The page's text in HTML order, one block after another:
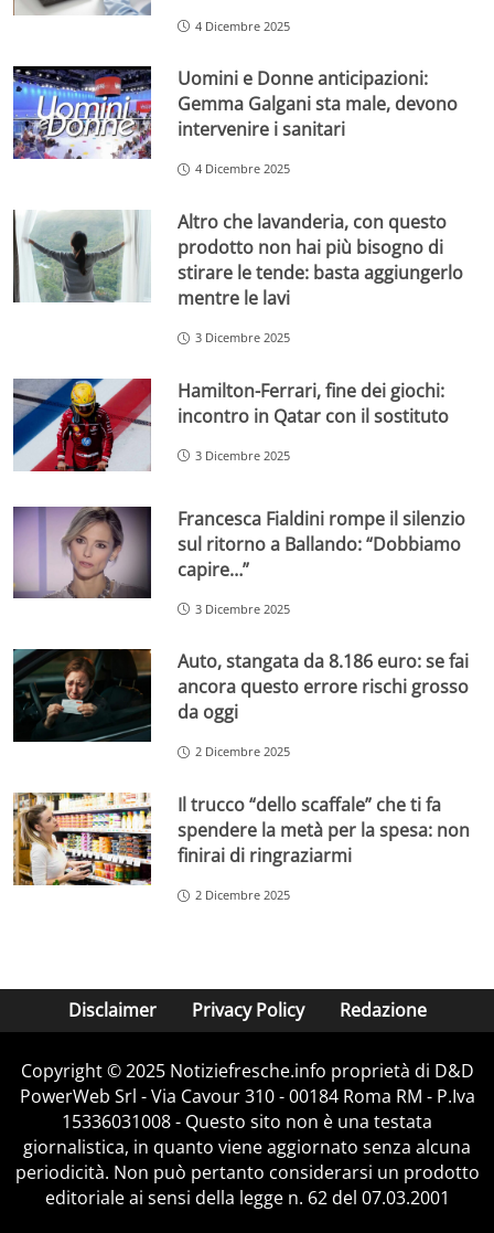
4 Dicembre 2025
Uomini e Donne anticipazioni:
Gemma Galgani sta male, devono
intervenire i sanitari
4 Dicembre 2025
Altro che lavanderia, con questo
prodotto non hai più bisogno di
stirare le tende: basta aggiungerlo
mentre le lavi
3 Dicembre 2025
Hamilton-Ferrari, fine dei giochi:
incontro in Qatar con il sostituto
3 Dicembre 2025
Francesca Fialdini rompe il silenzio
sul ritorno a Ballando: “Dobbiamo
capire…”
3 Dicembre 2025
Auto, stangata da 8.186 euro: se fai
ancora questo errore rischi grosso
da oggi
2 Dicembre 2025
Il trucco “dello scaffale” che ti fa
spendere la metà per la spesa: non
finirai di ringraziarmi
2 Dicembre 2025
Disclaimer Privacy Policy Redazione
Copyright © 2025 Notiziefresche.info proprietà di D&D
PowerWeb Srl - Via Cavour 310 - 00184 Roma RM - P.Iva
15336031008 - Questo sito non è una testata
giornalistica, in quanto viene aggiornato senza alcuna
periodicità. Non può pertanto considerarsi un prodotto
editoriale ai sensi della legge n. 62 del 07.03.2001